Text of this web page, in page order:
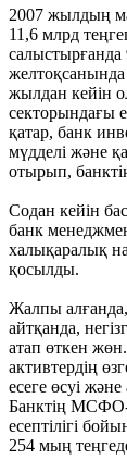
2007 жылдың
11,6 млрд
салыстырғанда
желтоқсанында
жылдан кейін
секторындағы
қатар, банк
мүдделі және
отырып,
Содан кейін
банк
халықаралық
қосылды.
Жалпы
айтқанда,
атап өткен
активтердің
есеге өсуі
Банктің МСФО-
есептілігі
254 мың